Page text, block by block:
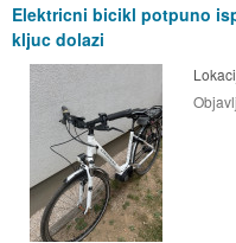
Elektricni bicikl potpuno
kljuc dolazi